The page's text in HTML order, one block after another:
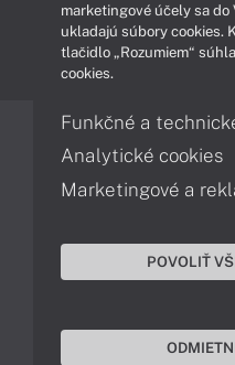
Ochrana
Cookies
marketingové účely sa do
ukladajú súbory cookies.
tlačidlo „Rozumiem“
cookies.
Funkčné a
Analytické cookies
Marketingové a
POVOLIŤ